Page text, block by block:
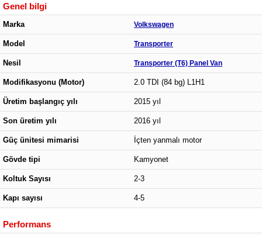
Genel bilgi
Marka Volkswagen
Model Transporter
Nesil Transporter (T6) Panel Van
Modifikasyonu (Motor) 2.0 TDI (84 bg) L1H1
Üretim başlangıç yılı 2015 yıl
Son üretim yılı 2016 yıl
Güç ünitesi mimarisi İçten yanmalı motor
Gövde tipi Kamyonet
Koltuk Sayısı 2-3
Kapı sayısı 4-5
Performans